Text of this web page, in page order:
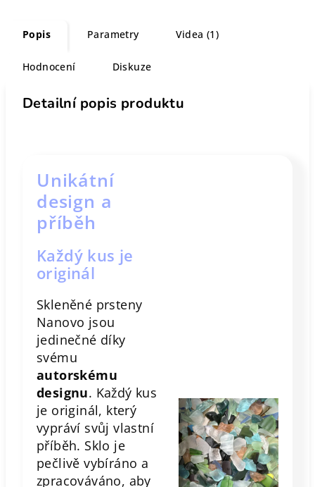
Popis Parametry Videa (1)
Hodnocení Diskuze
Detailní popis produktu
Unikátní
design a
příběh
Každý kus je
originál
Skleněné prsteny
Nanovo jsou
jedinečné díky
svému
autorskému
designu. Každý kus
je originál, který
vypráví svůj vlastní
příběh. Sklo je
pečlivě vybíráno a
zpracováváno, aby